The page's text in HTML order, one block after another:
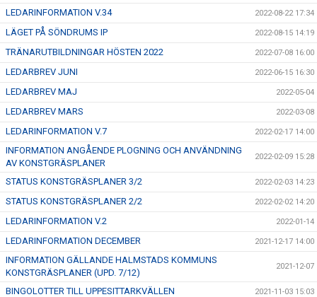
LEDARINFORMATION V.34 2022-08-22 17:34
LÄGET PÅ SÖNDRUMS IP 2022-08-15 14:19
TRÄNARUTBILDNINGAR HÖSTEN 2022 2022-07-08 16:00
LEDARBREV JUNI 2022-06-15 16:30
LEDARBREV MAJ 2022-05-04
LEDARBREV MARS 2022-03-08
LEDARINFORMATION V.7 2022-02-17 14:00
INFORMATION ANGÅENDE PLOGNING OCH ANVÄNDNING
AV KONSTGRÄSPLANER
2022-02-09 15:28
STATUS KONSTGRÄSPLANER 3/2 2022-02-03 14:23
STATUS KONSTGRÄSPLANER 2/2 2022-02-02 14:20
LEDARINFORMATION V.2 2022-01-14
LEDARINFORMATION DECEMBER 2021-12-17 14:00
INFORMATION GÄLLANDE HALMSTADS KOMMUNS
KONSTGRÄSPLANER (UPD. 7/12)
2021-12-07
BINGOLOTTER TILL UPPESITTARKVÄLLEN 2021-11-03 15:03